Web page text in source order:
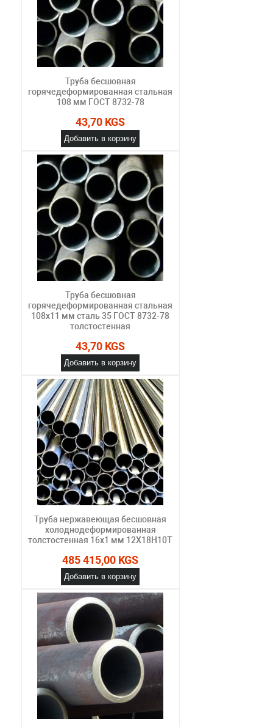
Труба бесшовная
горячедеформированная стальная
108 мм ГОСТ 8732-78
43,70 KGS
Добавить в корзину
Труба бесшовная
горячедеформированная стальная
108х11 мм сталь 35 ГОСТ 8732-78
толстостенная
43,70 KGS
Добавить в корзину
Труба нержавеющая бесшовная
холоднодеформированная
толстостенная 16х1 мм 12Х18Н10Т
485 415,00 KGS
Добавить в корзину